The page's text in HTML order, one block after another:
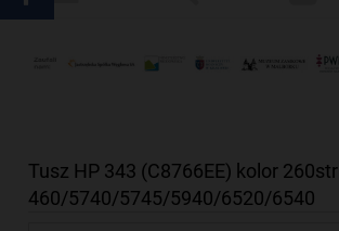
Tusz HP 343 (C8766EE) kolor 260str
460/5740/5745/5940/6520/6540